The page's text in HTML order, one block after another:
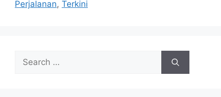
Perjalanan, Terkini
Search
for: